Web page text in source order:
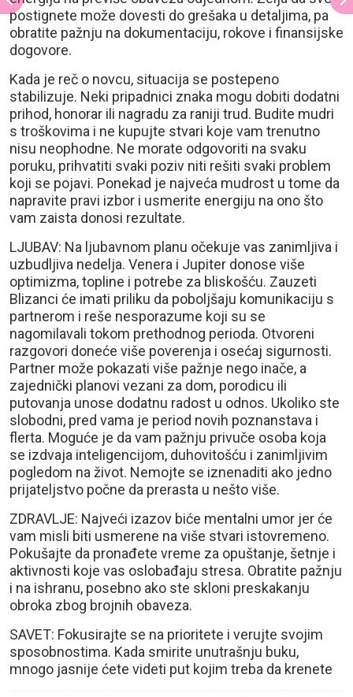
postignete može dovesti do grešaka u detaljima, pa
obratite pažnju na dokumentaciju, rokove i finansijske
dogovore.
Kada je reč o novcu, situacija se postepeno
stabilizuje. Neki pripadnici znaka mogu dobiti dodatni
prihod, honorar ili nagradu za raniji trud. Budite mudri
s troškovima i ne kupujte stvari koje vam trenutno
nisu neophodne. Ne morate odgovoriti na svaku
poruku, prihvatiti svaki poziv niti rešiti svaki problem
koji se pojavi. Ponekad je najveća mudrost u tome da
napravite pravi izbor i usmerite energiju na ono što
vam zaista donosi rezultate.
LJUBAV: Na ljubavnom planu očekuje vas zanimljiva i
uzbudljiva nedelja. Venera i Jupiter donose više
optimizma, topline i potrebe za bliskošću. Zauzeti
Blizanci će imati priliku da poboljšaju komunikaciju s
partnerom i reše nesporazume koji su se
nagomilavali tokom prethodnog perioda. Otvoreni
razgovori doneće više poverenja i osećaj sigurnosti.
Partner može pokazati više pažnje nego inače, a
zajednički planovi vezani za dom, porodicu ili
putovanja unose dodatnu radost u odnos. Ukoliko ste
slobodni, pred vama je period novih poznanstava i
flerta. Moguće je da vam pažnju privuče osoba koja
se izdvaja inteligencijom, duhovitošću i zanimljivim
pogledom na život. Nemojte se iznenaditi ako jedno
prijateljstvo počne da prerasta u nešto više.
ZDRAVLJE: Najveći izazov biće mentalni umor jer će
vam misli biti usmerene na više stvari istovremeno.
Pokušajte da pronađete vreme za opuštanje, šetnje i
aktivnosti koje vas oslobađaju stresa. Obratite pažnju
i na ishranu, posebno ako ste skloni preskakanju
obroka zbog brojnih obaveza.
SAVET: Fokusirajte se na prioritete i verujte svojim
sposobnostima. Kada smirite unutrašnju buku,
mnogo jasnije ćete videti put kojim treba da krenete